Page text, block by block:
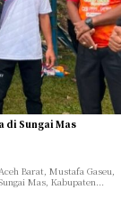
di Sungai Mas
Barat, Mustafa Gaseu,
Mas, Kabupaten...